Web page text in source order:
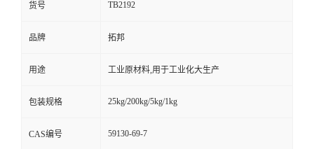
货号 TB2192
品牌 拓邦
用途 工业原材料,用于工业化大生产
包装规格 25kg/200kg/5kg/1kg
CAS编号 59130-69-7